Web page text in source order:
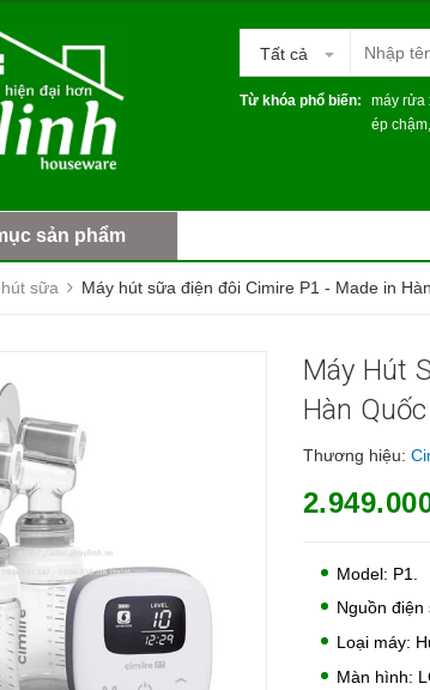
Tất cả
Từ khóa phổ biến: máy rửa
ép chậm,
sản phẩm
sữa Máy hút sữa điện đôi Cimire P1 - Made in
Máy Hút
Hàn Quốc
Thương hiệu:
Model: P1.
Nguồn điện
Loại máy:
Màn hình: